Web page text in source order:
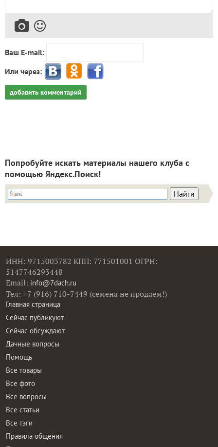
Ваш E-mail:
Или через:
добавить комментарий
Попробуйте искать материалы нашего клуба с
помощью Яндекс.Поиск!
ИНН: 9715003782 КПП: 771501001 ОГРН:
5147746293448
Email: info@7dach.ru
Тел: +7 (916) 710-7449 (семена не продаем!)
Главная страница
Сейчас публикуют
Сейчас обсуждают
Дачные вопросы
Помощь
Все товары
Все фото
Все вопросы
Все статьи
Все тэги
Правила общения